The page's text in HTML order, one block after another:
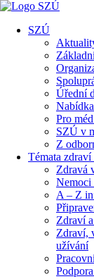
SZÚ
Úřední
Pro
SZÚ v
Z
Témata zdraví
Zdravá
Nemoci
A – Z
Zdraví
Zdraví,
užívání